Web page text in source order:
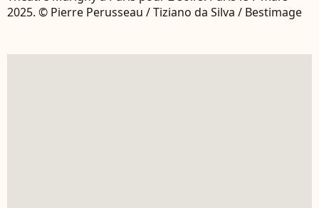
2025. © Pierre Perusseau / Tiziano da Silva / Bestimage